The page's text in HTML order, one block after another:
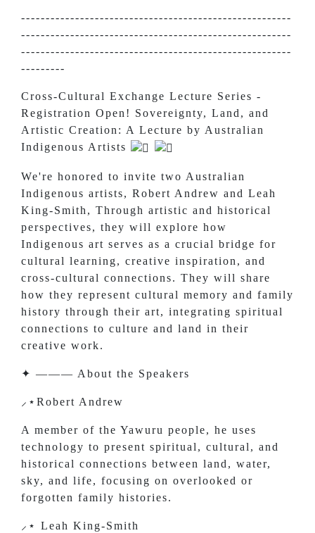
-------------------------------------------------------
-------------------------------------------------------
-------------------------------------------------------
---------
Cross-Cultural Exchange Lecture Series -
Registration Open! Sovereignty, Land, and
Artistic Creation: A Lecture by Australian
Indigenous Artists
We're honored to invite two Australian
Indigenous artists, Robert Andrew and Leah
King-Smith, Through artistic and historical
perspectives, they will explore how
Indigenous art serves as a crucial bridge for
cultural learning, creative inspiration, and
cross-cultural connections. They will share
how they represent cultural memory and family
history through their art, integrating spiritual
connections to culture and land in their
creative work.
✦ ——— About the Speakers
⸝⋆Robert Andrew
A member of the Yawuru people, he uses
technology to present spiritual, cultural, and
historical connections between land, water,
sky, and life, focusing on overlooked or
forgotten family histories.
⸝⋆ Leah King-Smith